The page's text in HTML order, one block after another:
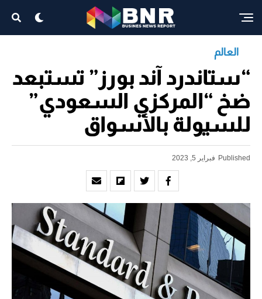
العالم
“ستاندرد آند بورز” تستبعد
ضخ “المركزي السعودي”
للسيولة بالأسواق
Published فبراير 5, 2023